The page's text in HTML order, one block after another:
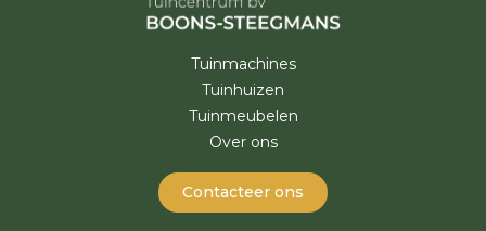
Tuinmachines
Tuinhuizen
Tuinmeubelen
Over ons
Contacteer ons